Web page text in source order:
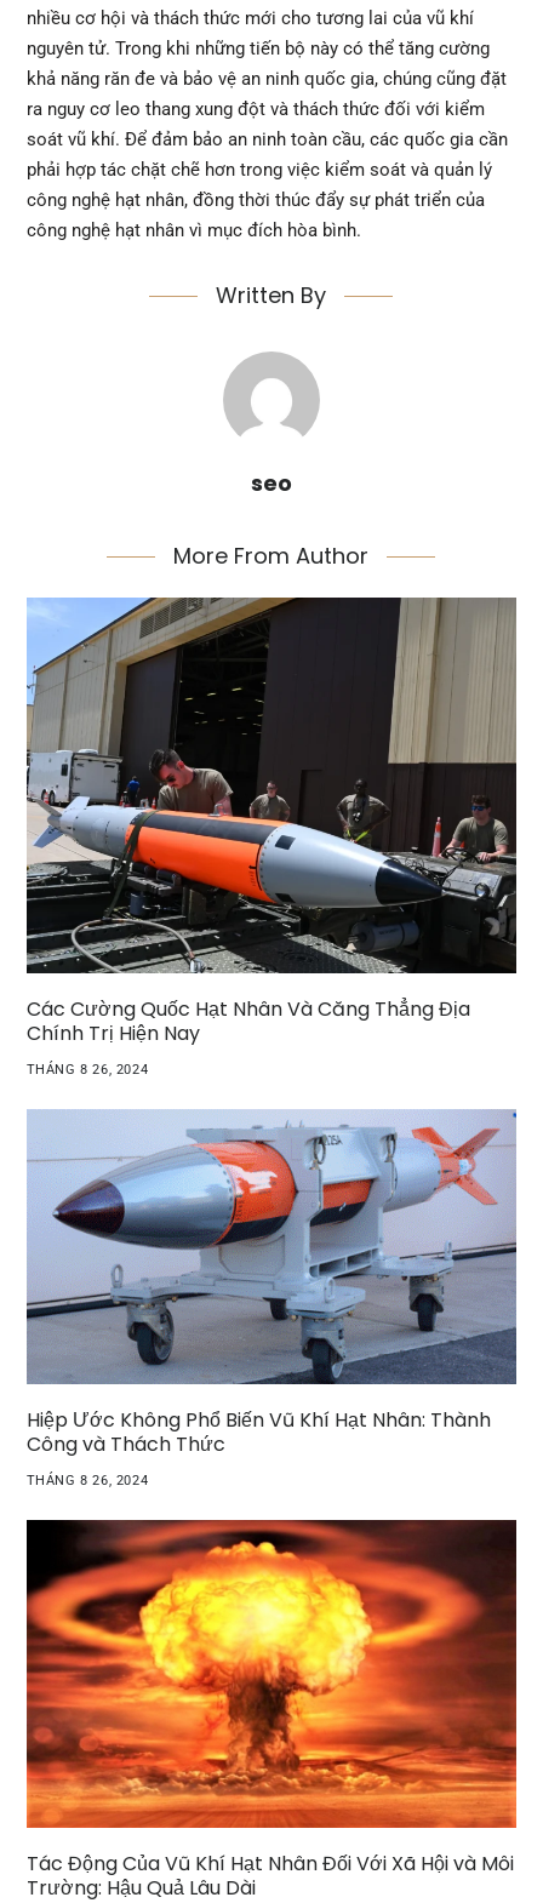
nhiều cơ hội và thách thức mới cho tương lai của vũ khí
nguyên tử. Trong khi những tiến bộ này có thể tăng cường
khả năng răn đe và bảo vệ an ninh quốc gia, chúng cũng đặt
ra nguy cơ leo thang xung đột và thách thức đối với kiểm
soát vũ khí. Để đảm bảo an ninh toàn cầu, các quốc gia cần
phải hợp tác chặt chẽ hơn trong việc kiểm soát và quản lý
công nghệ hạt nhân, đồng thời thúc đẩy sự phát triển của
công nghệ hạt nhân vì mục đích hòa bình.
Written By
seo
More From Author
Các Cường Quốc Hạt Nhân Và Căng Thẳng Địa
Chính Trị Hiện Nay
THÁNG 8 26, 2024
Hiệp Ước Không Phổ Biến Vũ Khí Hạt Nhân: Thành
Công và Thách Thức
THÁNG 8 26, 2024
Tác Động Của Vũ Khí Hạt Nhân Đối Với Xã Hội và Môi
Trường: Hậu Quả Lâu Dài